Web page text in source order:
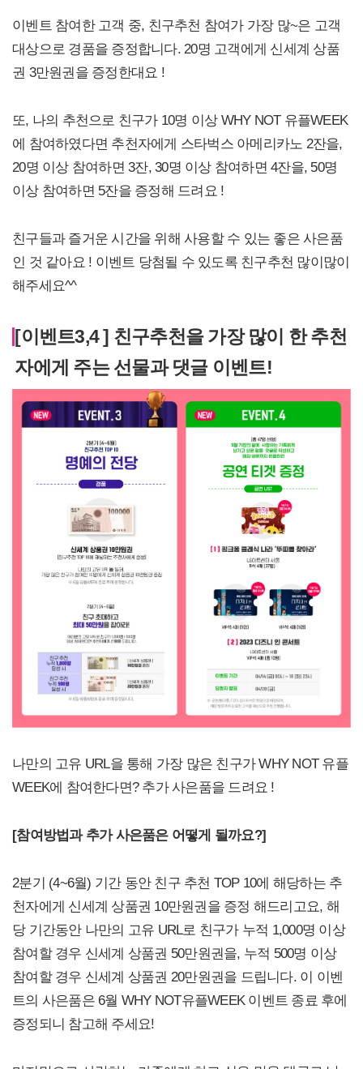
이벤트 참여한 고객 중, 친구추천 참여가 가장 많~은 고객
대상으로 경품을 증정합니다. 20명 고객에게 신세계 상품
권 3만원권을 증정한대요 !
또, 나의 추천으로 친구가 10명 이상 WHY NOT 유플WEEK
에 참여하였다면 추천자에게 스타벅스 아메리카노 2잔을,
20명 이상 참여하면 3잔, 30명 이상 참여하면 4잔을, 50명
이상 참여하면 5잔을 증정해 드려요 !
친구들과 즐거운 시간을 위해 사용할 수 있는 좋은 사은품
인 것 같아요 ! 이벤트 당첨될 수 있도록 친구추천 많이많이
해주세요^^
[이벤트3,4 ] 친구추천을 가장 많이 한 추천
자에게 주는 선물과 댓글 이벤트!
나만의 고유 URL을 통해 가장 많은 친구가 WHY NOT 유플
WEEK에 참여한다면? 추가 사은품을 드려요 !
[참여방법과 추가 사은품은 어떻게 될까요?]
2분기 (4~6월) 기간 동안 친구 추천 TOP 10에 해당하는 추
천자에게 신세계 상품권 10만원권을 증정 해드리고요, 해
당 기간동안 나만의 고유 URL로 친구가 누적 1,000명 이상
참여할 경우 신세계 상품권 50만원권을, 누적 500명 이상
참여할 경우 신세계 상품권 20만원권을 드립니다. 이 이벤
트의 사은품은 6월 WHY NOT유플WEEK 이벤트 종료 후에
증정되니 참고해 주세요!